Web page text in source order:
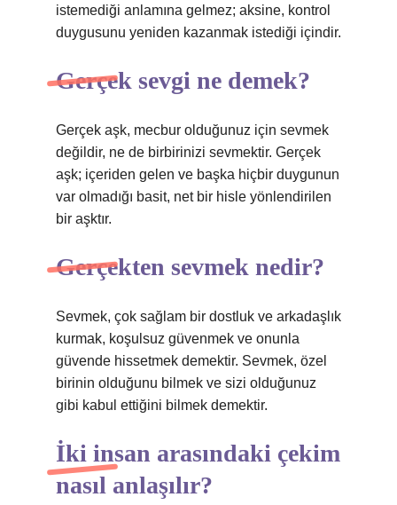
istemediği anlamına gelmez; aksine, kontrol
duygusunu yeniden kazanmak istediği içindir.
Gerçek sevgi ne demek?
Gerçek aşk, mecbur olduğunuz için sevmek
değildir, ne de birbirinizi sevmektir. Gerçek
aşk; içeriden gelen ve başka hiçbir duygunun
var olmadığı basit, net bir hisle yönlendirilen
bir aşktır.
Gerçekten sevmek nedir?
Sevmek, çok sağlam bir dostluk ve arkadaşlık
kurmak, koşulsuz güvenmek ve onunla
güvende hissetmek demektir. Sevmek, özel
birinin olduğunu bilmek ve sizi olduğunuz
gibi kabul ettiğini bilmek demektir.
İki insan arasındaki çekim
nasıl anlaşılır?